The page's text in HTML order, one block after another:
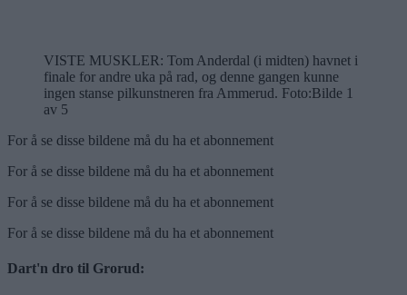
VISTE MUSKLER: Tom Anderdal (i midten) havnet i
finale for andre uka på rad, og denne gangen kunne
ingen stanse pilkunstneren fra Ammerud. Foto:Bilde 1
av 5
For å se disse bildene må du ha et abonnement
For å se disse bildene må du ha et abonnement
For å se disse bildene må du ha et abonnement
For å se disse bildene må du ha et abonnement
Dart'n dro til Grorud: